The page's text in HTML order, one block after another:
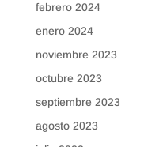
febrero 2024
enero 2024
noviembre 2023
octubre 2023
septiembre 2023
agosto 2023